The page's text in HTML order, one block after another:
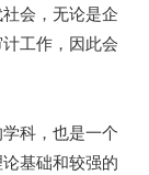
会，无论是企
工作，因此会
科，也是一个
基础和较强的